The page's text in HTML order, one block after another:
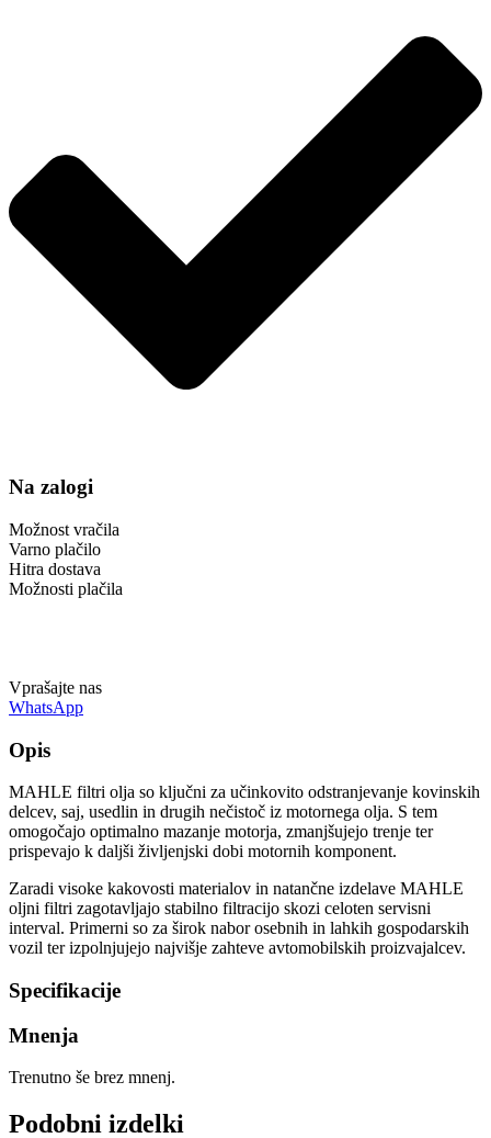
Na zalogi
Možnost vračila
Varno plačilo
Hitra dostava
Možnosti plačila
Vprašajte nas
WhatsApp
Opis
MAHLE filtri olja so ključni za učinkovito odstranjevanje kovinskih
delcev, saj, usedlin in drugih nečistoč iz motornega olja. S tem
omogočajo optimalno mazanje motorja, zmanjšujejo trenje ter
prispevajo k daljši življenjski dobi motornih komponent.
Zaradi visoke kakovosti materialov in natančne izdelave MAHLE
oljni filtri zagotavljajo stabilno filtracijo skozi celoten servisni
interval. Primerni so za širok nabor osebnih in lahkih gospodarskih
vozil ter izpolnjujejo najvišje zahteve avtomobilskih proizvajalcev.
Specifikacije
Mnenja
Trenutno še brez mnenj.
Podobni izdelki